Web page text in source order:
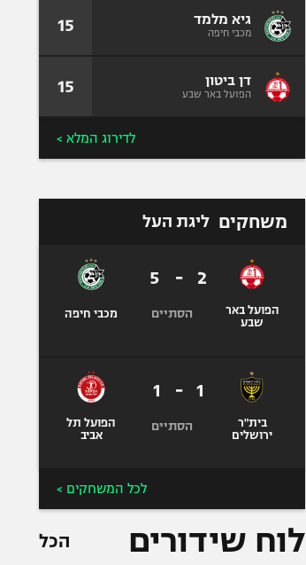
גיא מלמד
מכבי חיפה 15
דן ביטון
הפועל באר שבע 15
לדירוג המלא >
משחקים ליגת העל
הפועל באר
שבע
2
-
5
הסתיים מכבי חיפה
בית"ר
ירושלים
1
-
1
הסתיים
הפועל תל
אביב
לכל המשחקים >
לוח שידורים הכל